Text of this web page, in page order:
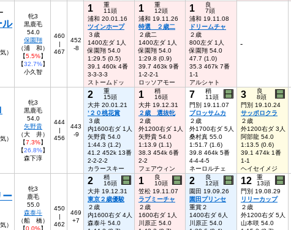
ル
）
牝3
黒鹿毛
54.0
保園翔
（浦 和）
【5.5%】
【32.7%】
小久智
460
|
467
452
-8
1
重
11頭
浦和 20.01.16
ツインホープ
３歳
1400左ダ 1人
保園翔 54.0
1:29.5 (0.5)
39.1 460k 4番
3-3-3-3
ストームドッ
1
重
12頭
浦和 19.11.26
特選 ２歳二
２歳二
1400左ダ 1人
保園翔 54.0
1:29.8 (0.9)
39.7 463k 9番
1-2-2-1
ロッソアモー
1
良
7頭
浦和 19.11.08
ドリームチャ
２歳
800左ダ 1人
保園翔 54.0
47.7 (1.0)
35.3 467k 7番
1-1
アルシャト
-
）
牝3
黒鹿毛
54.0
矢野貴
（大 井）
【7.3%】
【26.8%】
森下淳
444
|
456
443
-9
2
重
15頭
大井 20.01.21
’２０桃花賞
３歳
内1600右ダ 1人
矢野貴 54.0
1:44.3 (1.2)
41.2 452k 13番
2-2-2-2
カラースキー
1
稍
16頭
大井 19.12.31
２歳 選抜牝
２歳
外1200右ダ 1人
矢野貴 54.0
1:13.9 (1.1)
38.3 454k 6番
2-2
フェアウィン
7
稍
11頭
門別 19.11.07
ブロッサムカ
２歳
外1700右ダ 5人
桑村真 55.0
1:51.7 (1.6)
39.8 464k 5番
4-4-4-5
ネーロルチェ
3
良
8頭
門別 19.10.24
サッポロクラ
２歳
外1200右ダ 3人
阿部龍 54.0
1:13.5 (0.6)
39.1 474k 1番
1-1
ヘイセイメジ
ー
）
牝3
鹿毛
55.0
森泰斗
（船 橋）
【0.0%】
450
|
462
469
+7
2
稍
16頭
大井 19.12.31
東京２歳優駿
２歳
内1600右ダ 4人
森泰斗 54.0
1
良
10頭
笠松 19.11.07
ラブミーチャ
２歳
1600右ダ 1人
川原正 54.0
2
良
12頭
園田 19.09.26
園田プリンセ
重賞２
1400右ダ 6人
川原正 54.0
12
重
13頭
門別 19.08.29
リリーカップ
２歳
外1200右ダ 5人
山本咲 54.0